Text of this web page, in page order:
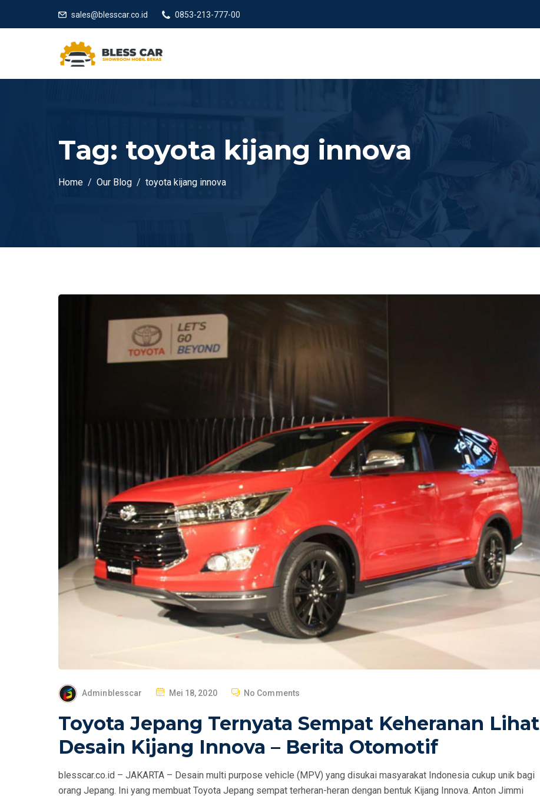
sales@blesscar.co.id 0853-213-777-00
Tag: toyota kijang innova
Home Our Blog toyota kijang innova
Adminblesscar
P
S
E
Mei 18, 2020 No Comments
Toyota Jepang Ternyata Sempat Keheranan Lihat
Desain Kijang Innova – Berita Otomotif
blesscar.co.id – JAKARTA – Desain multi purpose vehicle (MPV) yang disukai masyarakat Indonesia cukup unik bagi
orang Jepang. Ini yang membuat Toyota Jepang sempat terheran-heran dengan bentuk Kijang Innova. Anton Jimmi